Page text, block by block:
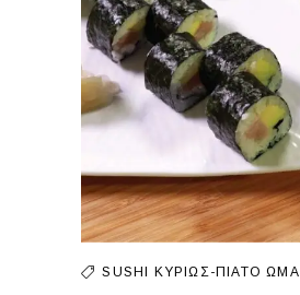
SUSHI ΚΥΡΊΩΣ-ΠΙΆΤΟΩΜΆ